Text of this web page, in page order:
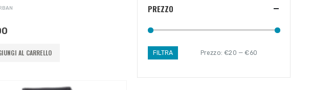
AL CARRELLO
PREZZO
FILTRA Prezzo:€20 —€60